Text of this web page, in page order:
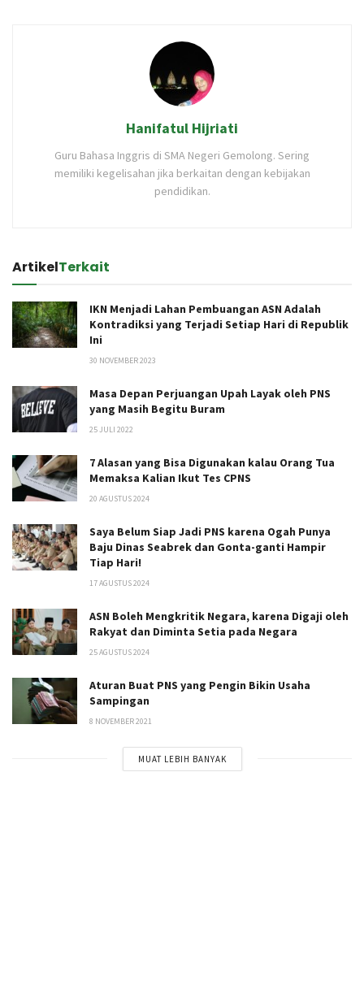
Hanifatul Hijriati
Guru Bahasa Inggris di SMA Negeri Gemolong. Sering
memiliki kegelisahan jika berkaitan dengan kebijakan
pendidikan.
ArtikelTerkait
IKN Menjadi Lahan Pembuangan ASN Adalah
Kontradiksi yang Terjadi Setiap Hari di Republik
Ini
30 NOVEMBER 2023
Masa Depan Perjuangan Upah Layak oleh PNS
yang Masih Begitu Buram
25 JULI 2022
7 Alasan yang Bisa Digunakan kalau Orang Tua
Memaksa Kalian Ikut Tes CPNS
20 AGUSTUS 2024
Saya Belum Siap Jadi PNS karena Ogah Punya
Baju Dinas Seabrek dan Gonta-ganti Hampir
Tiap Hari!
17 AGUSTUS 2024
ASN Boleh Mengkritik Negara, karena Digaji oleh
Rakyat dan Diminta Setia pada Negara
25 AGUSTUS 2024
Aturan Buat PNS yang Pengin Bikin Usaha
Sampingan
8 NOVEMBER 2021
MUAT LEBIH BANYAK